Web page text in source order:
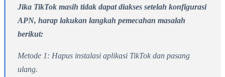
Jika TikTok masih tidak dapat diakses setelah konfigurasi
APN, harap lakukan langkah pemecahan masalah
berikut:
Metode 1: Hapus instalasi aplikasi TikTok dan pasang
ulang.